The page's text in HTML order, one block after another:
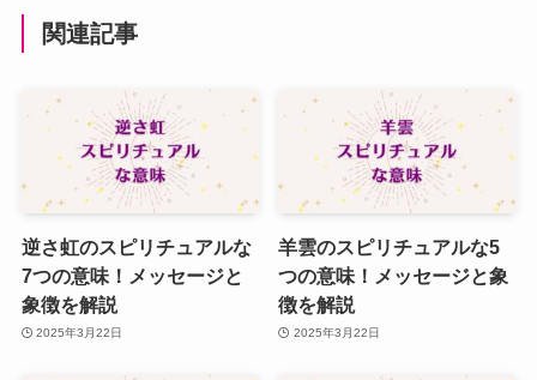
関連記事
逆さ虹のスピリチュアルな
7つの意味！メッセージと
象徴を解説
2025年3月22日
羊雲のスピリチュアルな5
つの意味！メッセージと象
徴を解説
2025年3月22日